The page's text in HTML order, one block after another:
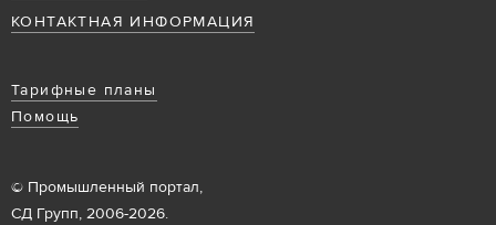
КОНТАКТНАЯ ИНФОРМАЦИЯ
Тарифные планы
Помощь
© Промышленный портал,
СД Групп, 2006-2026.